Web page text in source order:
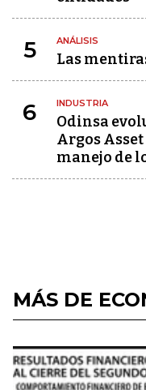
5 ANÁLISIS
Las
6 INDUSTRIA
Odinsa
Argos
manejo de
MÁS DE